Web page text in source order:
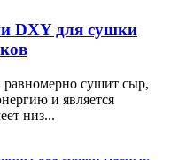
DXY для сушки
равномерно сушит сыр,
и является
низ...